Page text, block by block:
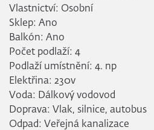
Vlastnictví: Osobní
Sklep: Ano
Balkón: Ano
Počet podlaží: 4
Podlaží umístnění: 4. np
Elektřina: 230v
Voda: Dálkový vodovod
Doprava: Vlak, silnice, autobus
Odpad: Veřejná kanalizace